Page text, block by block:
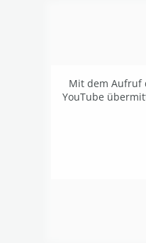
Mit dem Aufruf
YouTube